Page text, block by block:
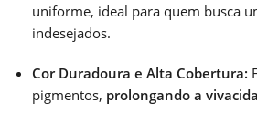
uniforme, ideal para quem busca
indesejados.
Cor Duradoura e Alta Cobertura:
pigmentos, prolongando a